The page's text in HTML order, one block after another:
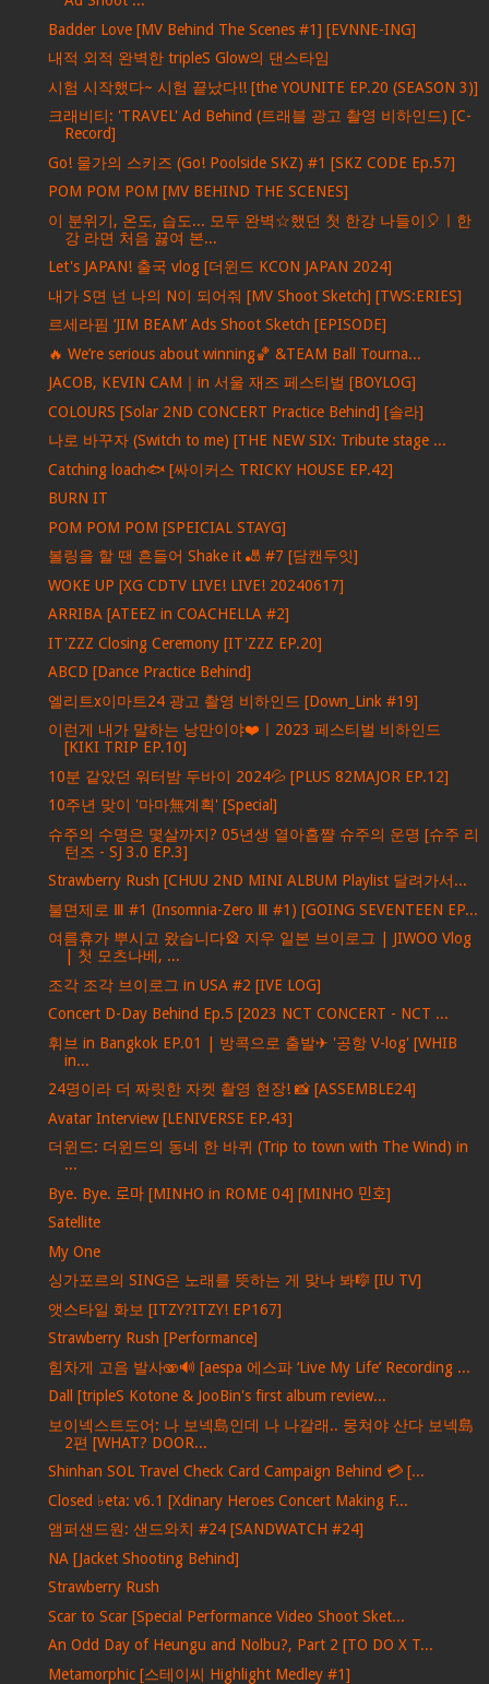
Badder Love [MV Behind The Scenes #1] [EVNNE-ING]
내적 외적 완벽한 tripleS Glow의 댄스타임
시험 시작했다~ 시험 끝났다!! [the YOUNITE EP.20 (SEASON 3)]
크래비티: 'TRAVEL' Ad Behind (트래블 광고 촬영 비하인드) [C-
Record]
Go! 물가의 스키즈 (Go! Poolside SKZ) #1 [SKZ CODE Ep.57]
POM POM POM [MV BEHIND THE SCENES]
이 분위기, 온도, 습도... 모두 완벽☆했던 첫 한강 나들이🎈ㅣ한
강 라면 처음 끓여 본...
Let's JAPAN! 출국 vlog [더윈드 KCON JAPAN 2024]
내가 S면 넌 나의 N이 되어줘 [MV Shoot Sketch] [TWS:ERIES]
르세라핌 ‘JIM BEAM’ Ads Shoot Sketch [EPISODE]
🔥 We’re serious about winning🏀 &TEAM Ball Tourna...
JACOB, KEVIN CAM｜in 서울 재즈 페스티벌 [BOYLOG]
COLOURS [Solar 2ND CONCERT Practice Behind] [솔라]
나로 바꾸자 (Switch to me) [THE NEW SIX: Tribute stage ...
Catching loach🐟 [싸이커스 TRICKY HOUSE EP.42]
BURN IT
POM POM POM [SPEICIAL STAYG]
볼링을 할 땐 흔들어 Shake it 🎳 #7 [담캔두잇]
WOKE UP [XG CDTV LIVE! LIVE! 20240617]
ARRIBA [ATEEZ in COACHELLA #2]
IT'ZZZ Closing Ceremony [IT'ZZZ EP.20]
ABCD [Dance Practice Behind]
엘리트x이마트24 광고 촬영 비하인드 [Down_Link #19]
이런게 내가 말하는 낭만이야❤️ㅣ2023 페스티벌 비하인드
[KIKI TRIP EP.10]
10분 같았던 워터밤 두바이 2024💦 [PLUS 82MAJOR EP.12]
10주년 맞이 '마마無계획' [Special]
슈주의 수명은 몇살까지? 05년생 열아홉쨜 슈주의 운명 [슈주 리
턴즈 - SJ 3.0 EP.3]
Strawberry Rush [CHUU 2ND MINI ALBUM Playlist 달려가서...
불면제로 Ⅲ #1 (Insomnia-Zero Ⅲ #1) [GOING SEVENTEEN EP...
여름휴가 뿌시고 왔습니다🎡 지우 일본 브이로그 | JIWOO Vlog
| 첫 모츠나베, ...
조각 조각 브이로그 in USA #2 [IVE LOG]
Concert D-Day Behind Ep.5 [2023 NCT CONCERT - NCT ...
휘브 in Bangkok EP.01 | 방콕으로 출발✈ '공항 V-log' [WHIB
in...
24명이라 더 짜릿한 자켓 촬영 현장! 📸 [ASSEMBLE24]
Avatar Interview [LENIVERSE EP.43]
더윈드: 더윈드의 동네 한 바퀴 (Trip to town with The Wind) in
...
Bye. Bye. 로마 [MINHO in ROME 04] [MINHO 민호]
Satellite
My One
싱가포르의 SING은 노래를 뜻하는 게 맞나 봐🎼 [IU TV]
앳스타일 화보 [ITZY?ITZY! EP167]
Strawberry Rush [Performance]
힘차게 고음 발사🫨🔊 [aespa 에스파 ‘Live My Life’ Recording ...
Dall [tripleS Kotone & JooBin's first album review...
보이넥스트도어: 나 보넥島인데 나 나갈래.. 뭉쳐야 산다 보넥島
2편 [WHAT? DOOR...
Shinhan SOL Travel Check Card Campaign Behind 💳 [...
Closed ♭eta: v6.1 [Xdinary Heroes Concert Making F...
앰퍼샌드원: 샌드와치 #24 [SANDWATCH #24]
NA [Jacket Shooting Behind]
Strawberry Rush
Scar to Scar [Special Performance Video Shoot Sket...
An Odd Day of Heungu and Nolbu?, Part 2 [TO DO X T...
Metamorphic [스테이씨 Highlight Medley #1]